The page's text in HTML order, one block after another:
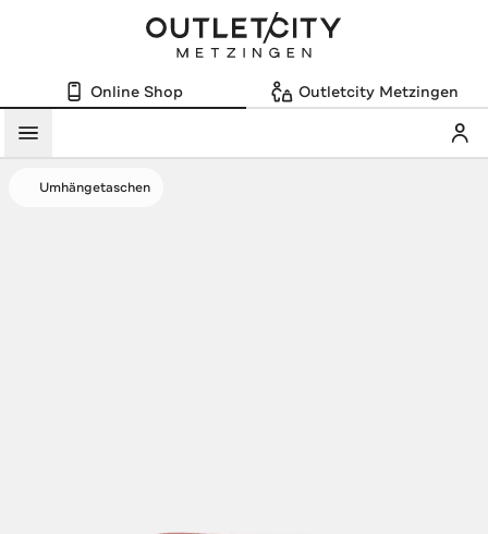
Online Shop Outletcity Metzingen
Menü
Umhängetaschen